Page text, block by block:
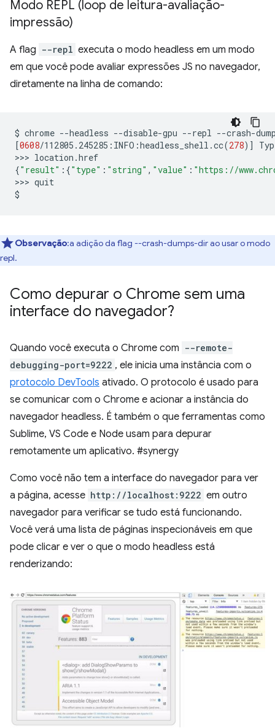
Modo REPL (loop de leitura-avaliação-
impressão)
A flag --repl executa o modo headless em um modo
em que você pode avaliar expressões JS no navegador,
diretamente na linha de comando:
$ chrome --headless --disable-gpu --repl --crash-
[0608/112805.245285:INFO:headless_shell.cc(278)]
>>>
{"result" : {"type" : "string" , "value" : "https://
>>> quit
Observação:a adição da flag --crash-dumps-dir ao usar o modo
repl.
Como depurar o Chrome sem uma
interface do navegador?
Quando você executa o Chrome com --remote-
debugging-port=9222 , ele inicia uma instância com o
protocolo DevTools ativado. O protocolo é usado para
se comunicar com o Chrome e acionar a instância do
navegador headless. É também o que ferramentas como
Sublime, VS Code e Node usam para depurar
remotamente um aplicativo. #synergy
Como você não tem a interface do navegador para ver
a página, acesse http://localhost:9222 em outro
navegador para verificar se tudo está funcionando.
Você verá uma lista de páginas inspecionáveis em que
pode clicar e ver o que o modo headless está
renderizando: